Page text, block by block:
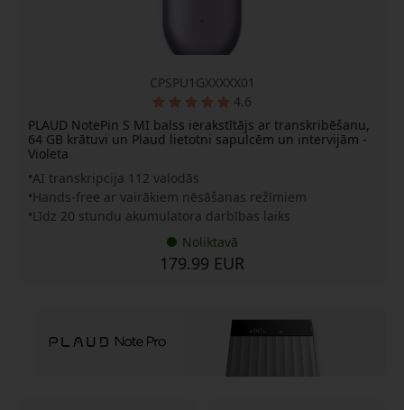
CPSPU1GXXXXX01
4.6
PLAUD NotePin S MI balss ierakstītājs ar transkribēšanu,
64 GB krātuvi un Plaud lietotni sapulcēm un intervijām -
Violeta
AI transkripcija 112 valodās
Hands-free ar vairākiem nēsāšanas režīmiem
Līdz 20 stundu akumulatora darbības laiks
Noliktavā
179.99 EUR